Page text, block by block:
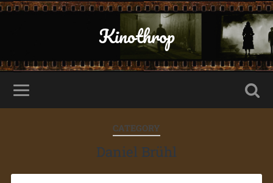
Kinothrop
CATEGORY
Daniel Brühl